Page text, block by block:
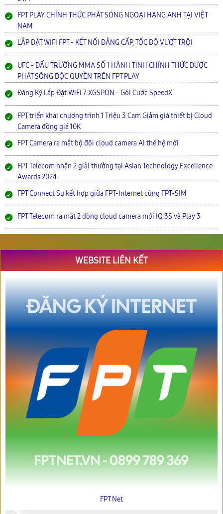
FPT PLAY CHÍNH THỨC PHÁT SÓNG NGOẠI HẠNG ANH TẠI VIỆT
NAM
LẮP ĐẶT WIFI FPT - KẾT NỐI ĐẲNG CẤP, TỐC ĐỘ VƯỢT TRỘI
UFC - ĐẤU TRƯỜNG MMA SỐ 1 HÀNH TINH CHÍNH THỨC ĐƯỢC
PHÁT SÓNG ĐỘC QUYỀN TRÊN FPT PLAY
Đăng Ký Lắp Đặt WiFi 7 XGSPON - Gói Cước SpeedX
FPT triển khai chương trình 1 Triệu 3 Cam Giảm giá thiết bị Cloud
Camera đồng giá 10K
FPT Camera ra mắt bộ đôi cloud camera AI thế hệ mới
FPT Telecom nhận 2 giải thưởng tại Asian Technology Excellence
Awards 2024
FPT Connect Sự kết hợp giữa FPT-Internet cùng FPT-SIM
FPT Telecom ra mắt 2 dòng cloud camera mới IQ 3S và Play 3
WEBSITE LIÊN KẾT
FPT Net